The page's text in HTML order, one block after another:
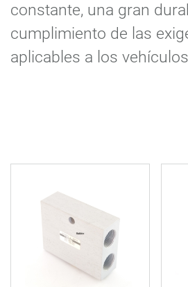
constante, una gran
cumplimiento de las
aplicables a los